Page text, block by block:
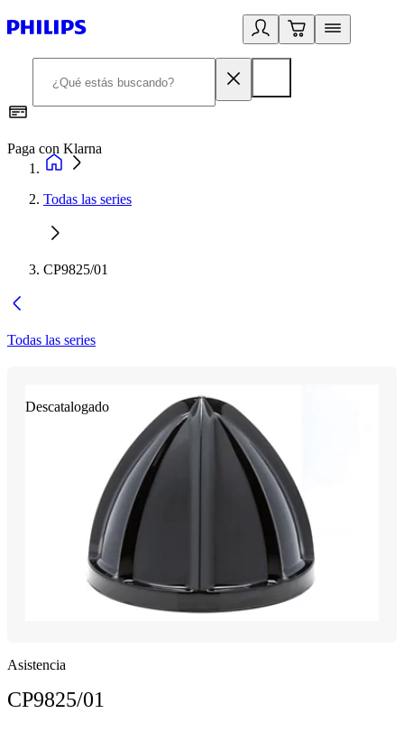
Paga con Klarna
Todas las series
CP9825/01
Todas las series
Descatalogado
Asistencia
CP9825/01